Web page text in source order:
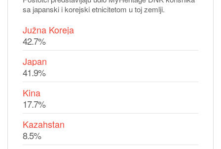
sa japanski i korejski etnicitetom u toj zemlji.
Južna Koreja
42.7%
Japan
41.9%
Kina
17.7%
Kazahstan
8.5%